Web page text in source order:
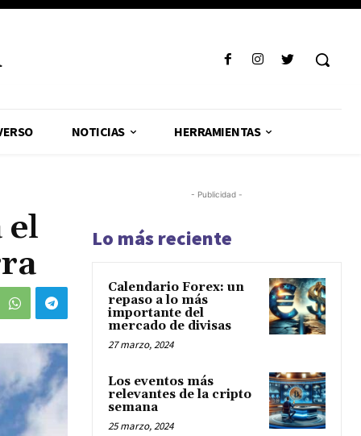
NOTICIAS HERRAMIENTAS
el
- Publicidad -
Lo más reciente
Calendario Forex: un
repaso a lo más
importante del
mercado de divisas
27 marzo, 2024
Los eventos más
relevantes de la cripto
semana
25 marzo, 2024